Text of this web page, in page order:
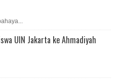
UIN Jakarta ke Ahmadiyah